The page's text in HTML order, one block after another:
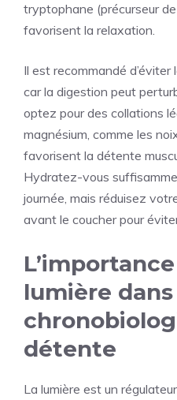
tryptophane (précurseur
favorisent la relaxation.
Il est recommandé
car la digestion peut
optez pour des collations
magnésium, comme les
favorisent la détente
Hydratez-vous
journée, mais réduisez
avant le coucher pour
lumière dans
détente
La lumière est un